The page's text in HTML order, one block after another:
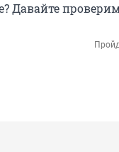
Давайте